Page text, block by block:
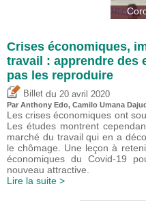
Crises économiques,
travail : apprendre des
pas les reproduire
Billet du 20 avril 2020
Par Anthony Edo, Camilo Umana Dajud
Les crises économiques ont
Les études montrent
marché du travail qui en a
le chômage. Une leçon à
économiques du Covid-19
nouveau attractive.
Lire la suite >